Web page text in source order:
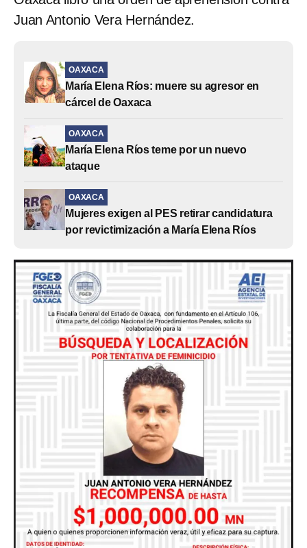
Juan Antonio Vera Hernández.
OAXACA
María Elena Ríos: muere su agresor en
cárcel de Oaxaca
OAXACA
María Elena Ríos teme por un nuevo
ataque
OAXACA
Mujeres exigen al PES retirar candidatura
por revictimización a María Elena Ríos